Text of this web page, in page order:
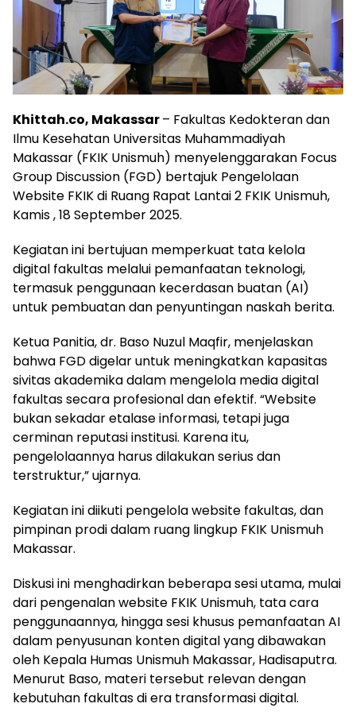
Khittah.co, Makassar– Fakultas Kedokteran dan
Ilmu Kesehatan Universitas Muhammadiyah
Makassar (FKIK Unismuh) menyelenggarakan Focus
Group Discussion (FGD) bertajuk Pengelolaan
Website FKIK di Ruang Rapat Lantai 2 FKIK Unismuh,
Kamis , 18 September 2025.
Kegiatan ini bertujuan memperkuat tata kelola
digital fakultas melalui pemanfaatan teknologi,
termasuk penggunaan kecerdasan buatan (AI)
untuk pembuatan dan penyuntingan naskah berita.
Ketua Panitia, dr. Baso Nuzul Maqfir, menjelaskan
bahwa FGD digelar untuk meningkatkan kapasitas
sivitas akademika dalam mengelola media digital
fakultas secara profesional dan efektif. “Website
bukan sekadar etalase informasi, tetapi juga
cerminan reputasi institusi. Karena itu,
pengelolaannya harus dilakukan serius dan
terstruktur,” ujarnya.
Kegiatan ini diikuti pengelola website fakultas, dan
pimpinan prodi dalam ruang lingkup FKIK Unismuh
Makassar.
Diskusi ini menghadirkan beberapa sesi utama, mulai
dari pengenalan website FKIK Unismuh, tata cara
penggunaannya, hingga sesi khusus pemanfaatan AI
dalam penyusunan konten digital yang dibawakan
oleh Kepala Humas Unismuh Makassar, Hadisaputra.
Menurut Baso, materi tersebut relevan dengan
kebutuhan fakultas di era transformasi digital.